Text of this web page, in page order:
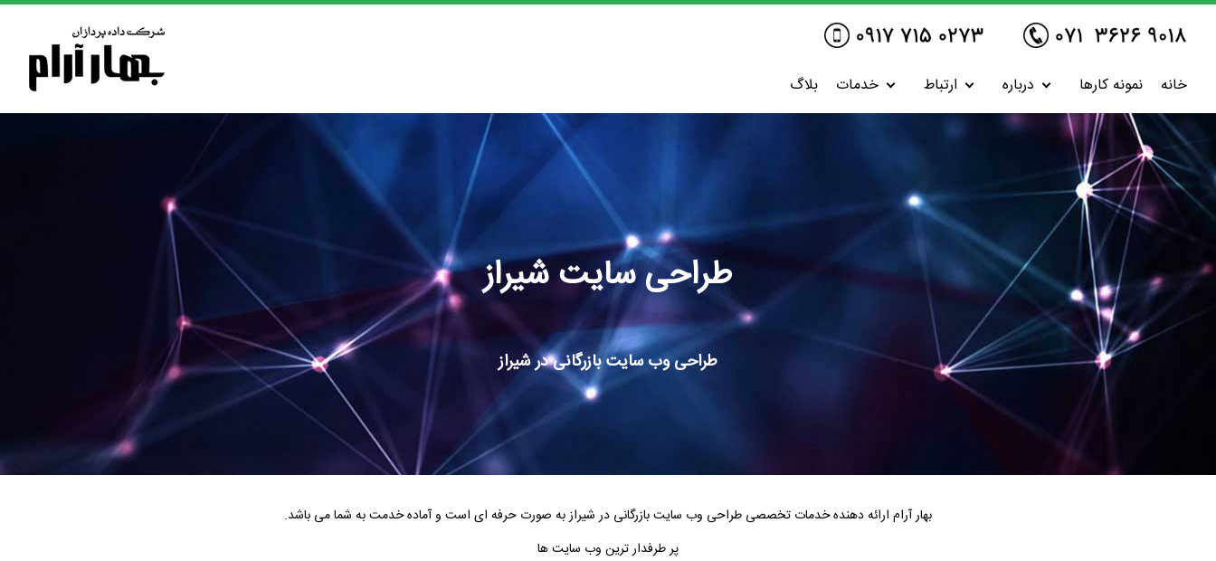
خانه نمونه کارها درباره ارتباط خدمات بلاگ
طراحی سایت شیراز
طراحی وب سایت بازرگانی در شیراز
بهار آرام ارائه دهنده خدمات تخصصی طراحی وب سایت بازرگانی در شیراز به صورت حرفه ای است و آماده خدمت به شما می باشد.
پر طرفدار ترین وب سایت ها